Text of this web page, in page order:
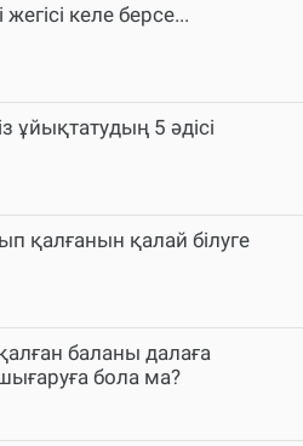
жегісі келе берсе...
ұйықтатудың 5 әдісі
қалғанын қалай білуге
баланы далаға
бола ма?